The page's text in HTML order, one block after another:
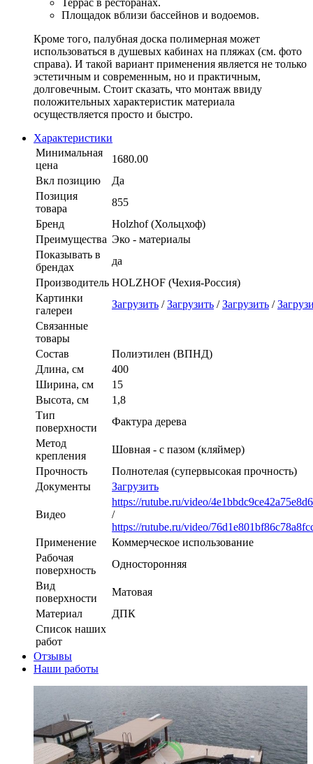
Террас в ресторанах.
Площадок вблизи бассейнов и водоемов.
Кроме того, палубная доска полимерная может
использоваться в душевых кабинах на пляжах (см. фото
справа). И такой вариант применения является не только
эстетичным и современным, но и практичным,
долговечным. Стоит сказать, что монтаж ввиду
положительных характеристик материала
осуществляется просто и быстро.
Характеристики
Минимальная
цена
1680.00
Вкл позицию
Да
Позиция
товара
855
Бренд
Holzhof (Хольцхоф)
Преимущества Эко - материалы
Показывать в
брендах
да
Производитель HOLZHOF (Чехия-Россия)
Картинки
галереи
Загрузить /Загрузить /Загрузить /
Связанные
товары
Состав
Полиэтилен (ВПНД)
Длина, см
400
Ширина, см
15
Высота, см
1,8
Тип
поверхности
Фактура дерева
Метод
крепления
Шовная - с пазом (кляймер)
Прочность
Полнотелая (супервысокая прочность)
Документы
Загрузить
Видео
https://rutube.ru/video/
/
https://rutube.ru/video/
Применение
Коммерческое использование
Рабочая
поверхность
Односторонняя
Вид
поверхности
Матовая
Материал
ДПК
Список наших
работ
Отзывы
Наши работы